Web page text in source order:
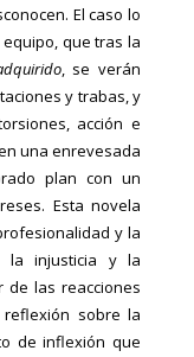
El caso lo
que tras la
, se verán
y trabas, y
acción e
una enrevesada
plan con un
Esta novela
y la
la injusticia y la
de las reacciones
sobre la
de inflexión que